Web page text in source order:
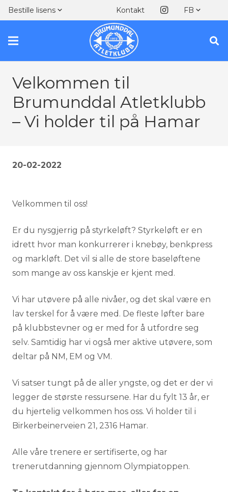
Bestille lisens Kontakt FB
Velkommen til
Brumunddal Atletklubb
– Vi holder til på Hamar
20-02-2022
Velkommen til oss!
Er du nysgjerrig på styrkeløft? Styrkeløft er en
idrett hvor man konkurrerer i knebøy, benkpress
og markløft. Det vil si alle de store baseløftene
som mange av oss kanskje er kjent med.
Vi har utøvere på alle nivåer, og det skal være en
lav terskel for å være med. De fleste løfter bare
på klubbstevner og er med for å utfordre seg
selv. Samtidig har vi også mer aktive utøvere, som
deltar på NM, EM og VM.
Vi satser tungt på de aller yngste, og det er der vi
legger de største ressursene. Har du fylt 13 år, er
du hjertelig velkommen hos oss. Vi holder til i
Birkerbeinerveien 21, 2316 Hamar.
Alle våre trenere er sertifiserte, og har
trenerutdanning gjennom Olympiatoppen.